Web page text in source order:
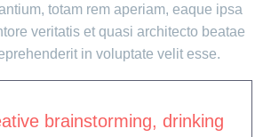
totam rem aperiam, eaque ipsa
veritatis et quasi architecto beatae
in voluptate velit esse.
brainstorming, drinking